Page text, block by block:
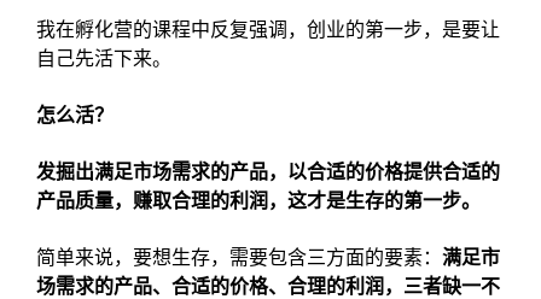
我在孵化营的课程中反复强调，创业的第一步，是要让
自己先活下来。
怎么活？
发掘出满足市场需求的产品，以合适的价格提供合适的
产品质量，赚取合理的利润，这才是生存的第一步。
简单来说，要想生存，需要包含三方面的要素： 满足市
场需求的产品、合适的价格、合理的利润，三者缺一不